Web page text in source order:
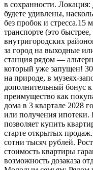
в сохранности.
будете удивлены,
без пробок и стресса.15
транспорте (это
внутригородских
за город на выходные
станция рядом —
который уже запущен!
на природе, в музеях-
дополнительный бонус
преимущество как
дома в 3 квартале 2028
или получения
позволяет купить
старте открытых
сотни тысяч рублей.
стоимость квартиры
возможность дозаказа